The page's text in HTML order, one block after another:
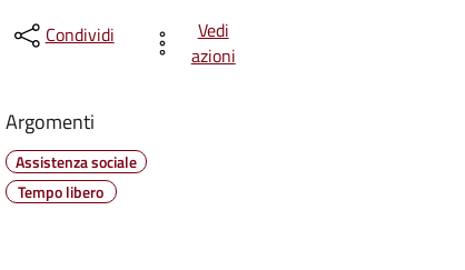
Condividi
Vedi
azioni
Argomenti
Assistenza sociale
Tempo libero